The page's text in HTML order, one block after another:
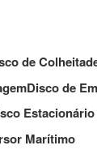
de
Disco de
Marítimo